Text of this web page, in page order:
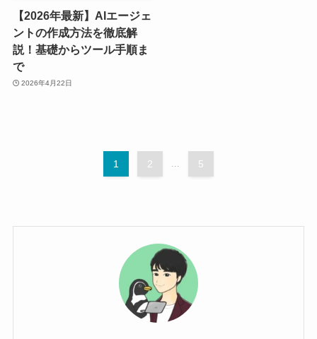
【2026年最新】AIエージェ
ントの作成方法を徹底解
説！基礎からツール手順ま
で
2026年4月22日
1 2 5